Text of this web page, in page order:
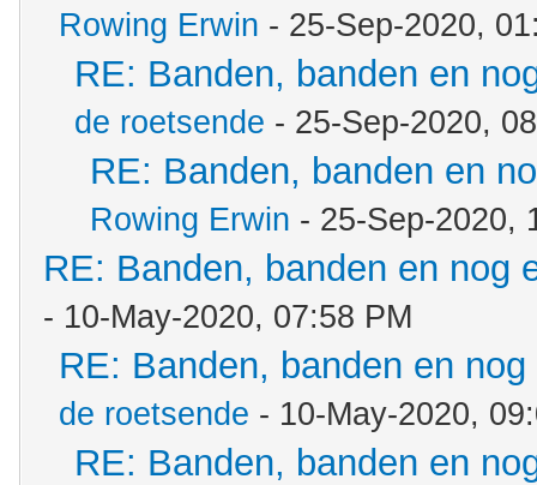
Rowing Erwin - 25-Sep-2020,
RE: Banden, banden en
de roetsende - 25-Sep-2020,
RE: Banden, banden en
Rowing Erwin - 25-Sep-2020,
RE: Banden, banden en nog
- 10-May-2020, 07:58 PM
RE: Banden, banden en
de roetsende - 10-May-2020,
RE: Banden, banden en